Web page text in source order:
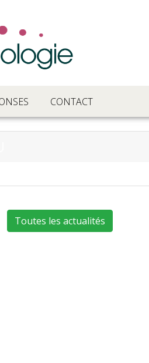
CONTACT
Toutes les actualités